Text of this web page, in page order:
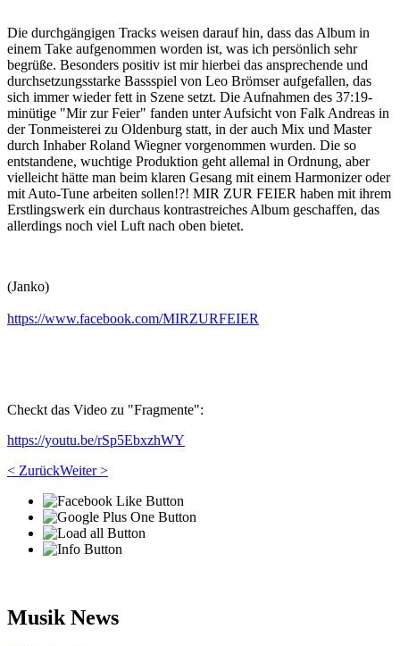
Die durchgängigen Tracks weisen darauf hin, dass das Album in
einem Take aufgenommen worden ist, was ich persönlich sehr
begrüße. Besonders positiv ist mir hierbei das ansprechende und
durchsetzungsstarke Bassspiel von Leo Brömser aufgefallen, das
sich immer wieder fett in Szene setzt. Die Aufnahmen des 37:19-
minütige "Mir zur Feier" fanden unter Aufsicht von Falk Andreas in
der Tonmeisterei zu Oldenburg statt, in der auch Mix und Master
durch Inhaber Roland Wiegner vorgenommen wurden. Die so
entstandene, wuchtige Produktion geht allemal in Ordnung, aber
vielleicht hätte man beim klaren Gesang mit einem Harmonizer oder
mit Auto-Tune arbeiten sollen!?! MIR ZUR FEIER haben mit ihrem
Erstlingswerk ein durchaus kontrastreiches Album geschaffen, das
allerdings noch viel Luft nach oben bietet.
(Janko)
https://www.facebook.com/MIRZURFEIER
Checkt das Video zu "Fragmente":
https://youtu.be/rSp5EbxzhWY
< ZurückWeiter >
Musik News